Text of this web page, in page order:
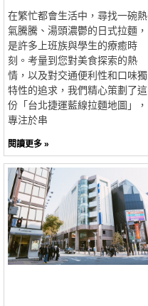
在繁忙都會生活中，尋找一碗熱
氣騰騰、湯頭濃鬱的日式拉麵，
是許多上班族與學生的療癒時
刻。考量到您對美食探索的熱
情，以及對交通便利性和口味獨
特性的追求，我們精心策劃了這
份「台北捷運藍線拉麵地圖」，
專注於串
閱讀更多 »